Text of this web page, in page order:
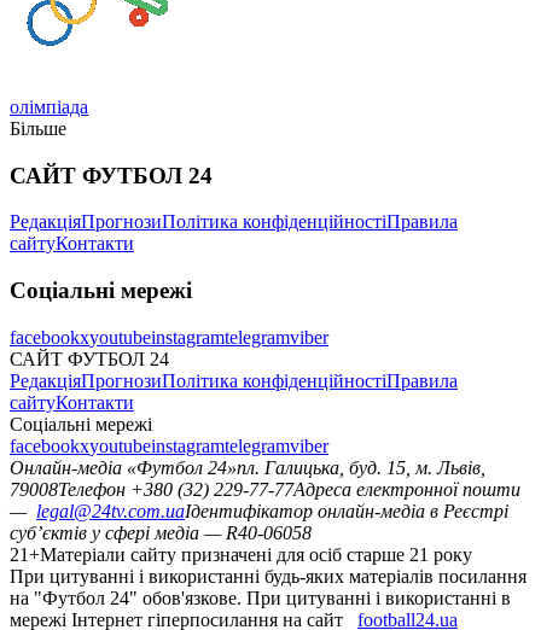
олімпіада
Більше
САЙТ ФУТБОЛ 24
РедакціяПрогнозиПолітика конфіденційностіПравила
сайтуКонтакти
Соціальні мережі
facebookxyoutubeinstagramtelegramviber
САЙТ ФУТБОЛ 24
РедакціяПрогнозиПолітика конфіденційностіПравила
сайтуКонтакти
Соціальні мережі
facebookxyoutubeinstagramtelegramviber
Онлайн-медіа «Футбол 24»пл. Галицька, буд. 15, м. Львів,
79008Телефон +380 (32) 229-77-77Адреса електронної пошти
— legal@24tv.com.uaІдентифікатор онлайн-медіа в Реєстрі
суб’єктів у сфері медіа — R40-06058
21+Матеріали сайту призначені для осіб старше 21 року
При цитуванні і використанні будь-яких матеріалів посилання
на "Футбол 24" обов'язкове. При цитуванні і використанні в
мережі Інтернет гіперпосилання на сайт
football24.ua